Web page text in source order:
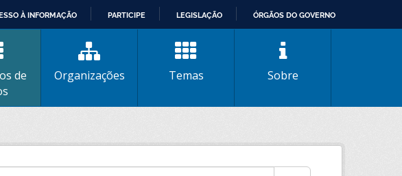
À INFORMAÇÃO PARTICIPE LEGISLAÇÃO ÓRGÃOS DO GOVERNO
de
Organizações Temas Sobre